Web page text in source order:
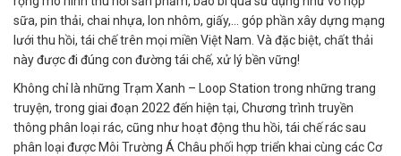
sữa, pin thải, chai nhựa, lon nhôm, giấy,… góp phần xây dựng mạng
lưới thu hồi, tái chế trên mọi miền Việt Nam. Và đặc biệt, chất thải
này được đi đúng con đường tái chế, xử lý bền vững!
Không chỉ là những Trạm Xanh – Loop Station trong những trang
truyện, trong giai đoạn 2022 đến hiện tại, Chương trình truyền
thông phân loại rác, cũng như hoạt động thu hồi, tái chế rác sau
phân loại được Môi Trường Á Châu phối hợp triển khai cùng các Cơ